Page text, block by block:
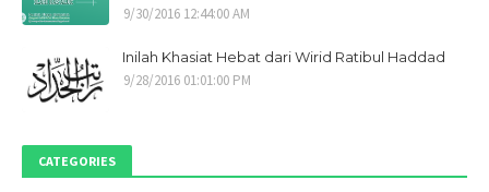
Maret 2021
Januari 2021
Desember 2020
Oktober 2020
9/30/2016 12:44:00 AM
Inilah Khasiat Hebat dari Wirid Ratibul Haddad
9/28/2016 01:01:00 PM
CATEGORIES